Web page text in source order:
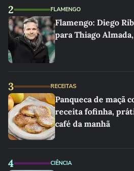
2 FLAMENGO
Flamengo: Diego
para Thiago
3 RECEITAS
Panqueca de maçã
receita fofinha,
café da manhã
4 CIÊNCIA